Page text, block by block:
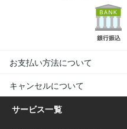
お支払い方法について
キャンセルについて